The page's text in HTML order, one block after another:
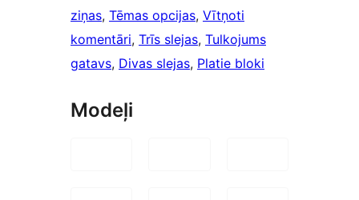
ziņas, Tēmas opcijas, Vītņoti
komentāri, Trīs slejas, Tulkojums
gatavs, Divas slejas, Platie bloki
Modeļi